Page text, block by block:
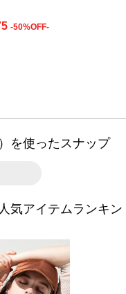
-50%OFF-
を使ったスナップ
気アイテムランキン